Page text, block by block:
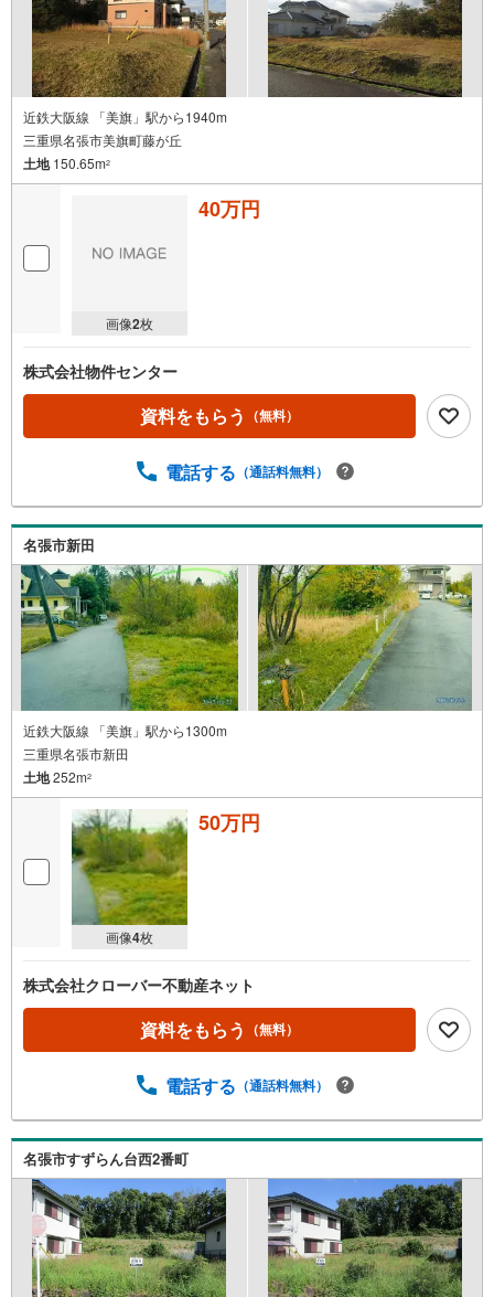
近鉄大阪線 「美旗」駅から1940m
三重県名張市美旗町藤が丘
土地150.65m2
画像2枚
40万円
株式会社物件センター
資料をもらう （無料）
電話する （通話料無料）
名張市新田
近鉄大阪線 「美旗」駅から1300m
三重県名張市新田
土地252m2
画像4枚
50万円
株式会社クローバー不動産ネット
資料をもらう （無料）
電話する （通話料無料）
名張市すずらん台西2番町